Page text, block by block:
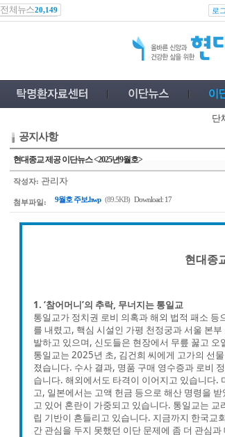
전체뉴스20,149 로
단
공지사항
현대종교 제공 이단뉴스 <2025년9월호>
작성자: 관리자
첨부파일: 9월호 주보.hwp (89.5KB) Download: 17
현대종
1. ‘참어머니’의 추락, 무너지는 통일교
통일교가 정치권 로비 의혹과 해외 법적 패소
를 내렸고, 핵심 시설인 가평 천정궁과 서울 본
발하고 있으며, 신도들은 현장에서 무릎 꿇고 오
통일교는 2025년 초, 김건희 씨에게 고가의 선
졌습니다. 수사 결과, 명품 구매 영수증과 로비
습니다. 해외에서도 타격이 이어지고 있습니다.
고, 일본에서는 고액 헌금 등으로 해산 명령을
고 있어 혼란이 가중되고 있습니다. 통일교는
립 기반이 흔들리고 있습니다. 지금까지 한국교
간 관심을 두지 못했던 이단 문제에 좀 더 관심